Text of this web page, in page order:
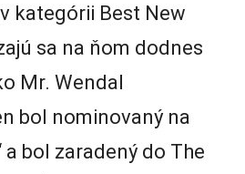
kategórii Best New
sa na ňom dodnes
Mr. Wendal
bol nominovaný na
a bol zaradený do The